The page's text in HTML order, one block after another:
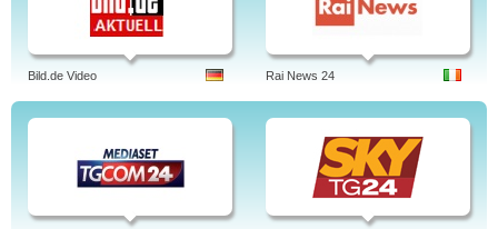
Bild.de Video Rai News 24